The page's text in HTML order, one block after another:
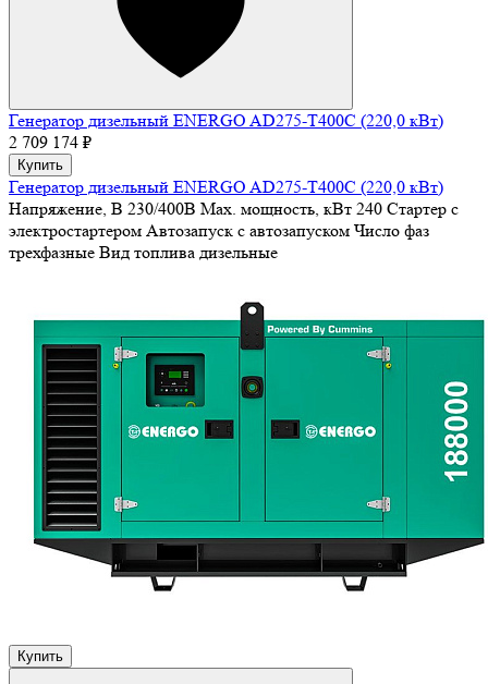
Генератор дизельный ENERGO AD275-T400C (220,0 кВт)
2 709 174 ₽
Купить
Генератор дизельный ENERGO AD275-T400C (220,0 кВт)
Напряжение, В 230/400В Max. мощность, кВт 240 Стартер с
электростартером Автозапуск с автозапуском Число фаз
трехфазные Вид топлива дизельные
Купить